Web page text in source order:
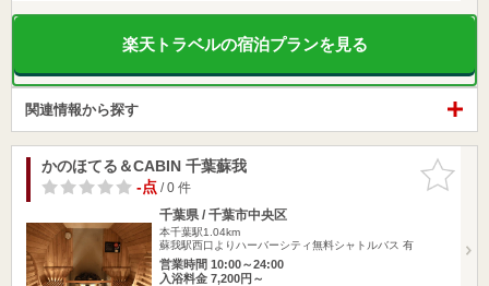
楽天トラベルの宿泊プランを見る
関連情報から探す
お気に入
りに追加
かのほてる＆CABIN 千葉蘇我
-点/ 0 件
千葉県 / 千葉市中央区
本千葉駅1.04km
蘇我駅西口よりハーバーシティ無料シャトルバス 有
営業時間 10:00～24:00
入浴料金 7,200円～